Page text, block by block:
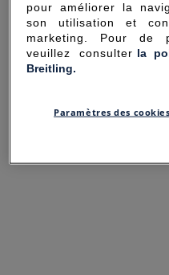
pour améliorer la
son utilisation et
marketing. Pour de
veuillez consulter la
Breitling.
Paramètres des cookies